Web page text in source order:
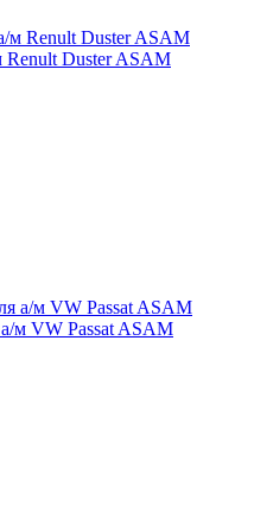
Renult Duster ASAM
м VW Passat ASAM